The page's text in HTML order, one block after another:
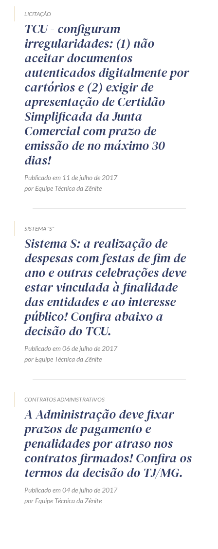
LICITAÇÃO
TCU - configuram
irregularidades: (1) não
aceitar documentos
autenticados digitalmente por
cartórios e (2) exigir de
apresentação de Certidão
Simplificada da Junta
Comercial com prazo de
emissão de no máximo 30
dias!
Publicado em 11 de julho de 2017
por Equipe Técnica da Zênite
SISTEMA "S"
Sistema S: a realização de
despesas com festas de fim de
ano e outras celebrações deve
estar vinculada à finalidade
das entidades e ao interesse
público! Confira abaixo a
decisão do TCU.
Publicado em 06 de julho de 2017
por Equipe Técnica da Zênite
CONTRATOS ADMINISTRATIVOS
A Administração deve fixar
prazos de pagamento e
penalidades por atraso nos
contratos firmados! Confira os
termos da decisão do TJ/MG.
Publicado em 04 de julho de 2017
por Equipe Técnica da Zênite